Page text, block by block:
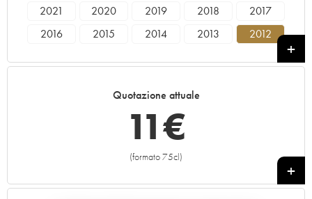
2021 2020 2019 2018
2017
2016
2015 2014 2013
2012
Quotazione attuale
11€
(formato 75cl)
+